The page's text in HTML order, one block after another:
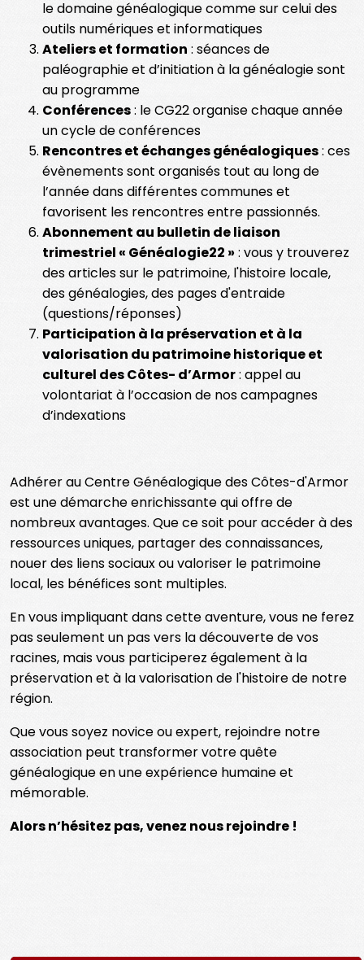
le domaine généalogique comme sur celui des
outils numériques et informatiques
Ateliers et formation : séances de
paléographie et d’initiation à la généalogie sont
au programme
Conférences: le CG22 organise chaque année
un cycle de conférences
Rencontres et échanges généalogiques: ces
évènements sont organisés tout au long de
l’année dans différentes communes et
favorisent les rencontres entre passionnés.
Abonnement au bulletin de liaison
trimestriel « Généalogie22 »: vous y trouverez
des articles sur le patrimoine, l'histoire locale,
des généalogies, des pages d'entraide
(questions/réponses)
Participation à la préservation et à la
valorisation du patrimoine historique et
culturel des Côtes- d’Armor: appel au
volontariat à l’occasion de nos campagnes
d’indexations
Adhérer au Centre Généalogique des Côtes-d'Armor
est une démarche enrichissante qui offre de
nombreux avantages. Que ce soit pour accéder à des
ressources uniques, partager des connaissances,
nouer des liens sociaux ou valoriser le patrimoine
local, les bénéfices sont multiples.
En vous impliquant dans cette aventure, vous ne ferez
pas seulement un pas vers la découverte de vos
racines, mais vous participerez également à la
préservation et à la valorisation de l'histoire de notre
région.
Que vous soyez novice ou expert, rejoindre notre
association peut transformer votre quête
généalogique en une expérience humaine et
mémorable.
Alors n’hésitez pas, venez nous rejoindre !